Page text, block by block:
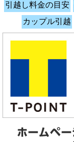
引越し料金の目安
カップル引越